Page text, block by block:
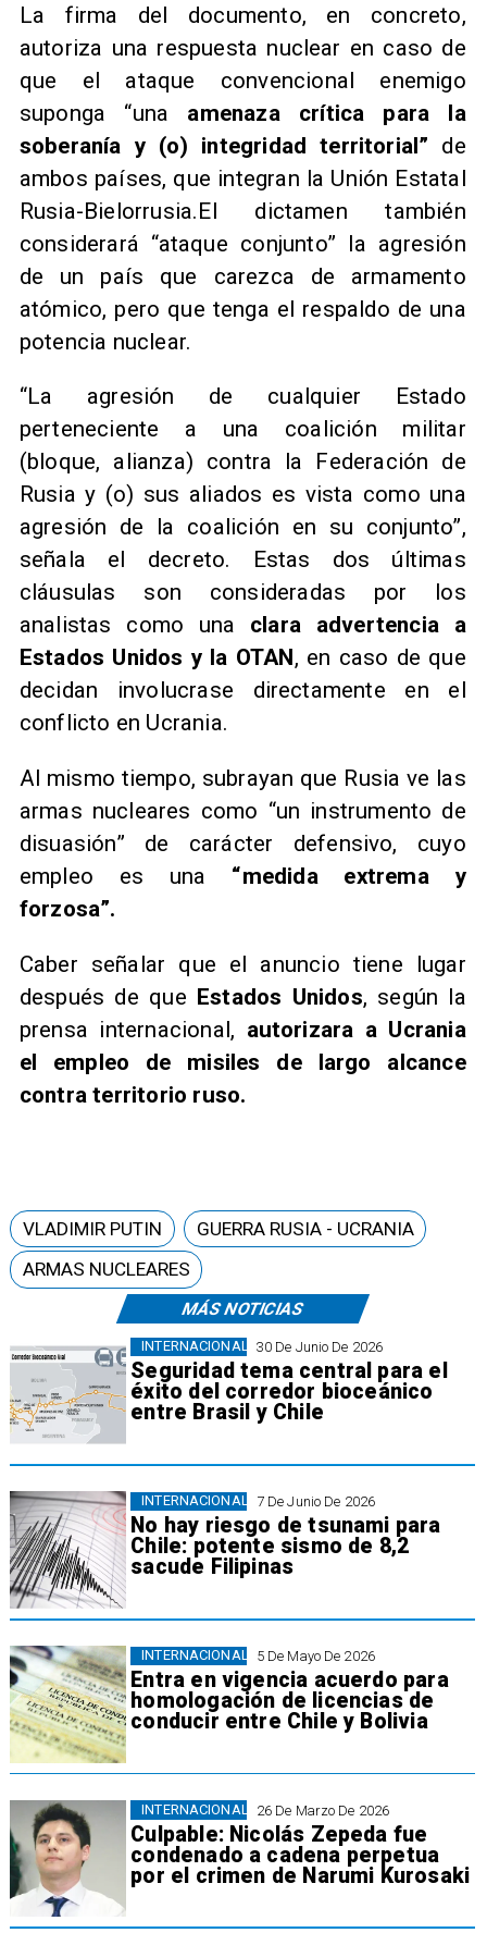
La firma del documento, en concreto,
autoriza una respuesta nuclear en caso de
que el ataque convencional enemigo
suponga “una amenaza crítica para la
soberanía y (o) integridad territorial” de
ambos países, que integran la Unión Estatal
Rusia-Bielorrusia.El dictamen también
considerará “ataque conjunto” la agresión
de un país que carezca de armamento
atómico, pero que tenga el respaldo de una
potencia nuclear.
“La agresión de cualquier Estado
perteneciente a una coalición militar
(bloque, alianza) contra la Federación de
Rusia y (o) sus aliados es vista como una
agresión de la coalición en su conjunto”,
señala el decreto. Estas dos últimas
cláusulas son consideradas por los
analistas como una clara advertencia a
Estados Unidos y la OTAN , en caso de que
decidan involucrase directamente en el
conflicto en Ucrania.
Al mismo tiempo, subrayan que Rusia ve las
armas nucleares como “un instrumento de
disuasión” de carácter defensivo, cuyo
empleo es una “medida extrema y
forzosa”.
Caber señalar que el anuncio tiene lugar
después de que Estados Unidos, según la
prensa internacional, autorizara a Ucrania
el empleo de misiles de largo alcance
contra territorio ruso.
MÁS NOTICIAS
30 De Junio De 2026
Seguridad tema central para el
éxito del corredor bioceánico
entre Brasil y Chile
INTERNACIONAL
7 De Junio De 2026
No hay riesgo de tsunami para
Chile: potente sismo de 8,2
sacude Filipinas
INTERNACIONAL
5 De Mayo De 2026
Entra en vigencia acuerdo para
homologación de licencias de
conducir entre Chile y Bolivia
INTERNACIONAL
26 De Marzo De 2026
Culpable: Nicolás Zepeda fue
condenado a cadena perpetua
por el crimen de Narumi Kurosaki
INTERNACIONAL
VLADIMIR PUTIN
GUERRA RUSIA - UCRANIA
ARMAS NUCLEARES